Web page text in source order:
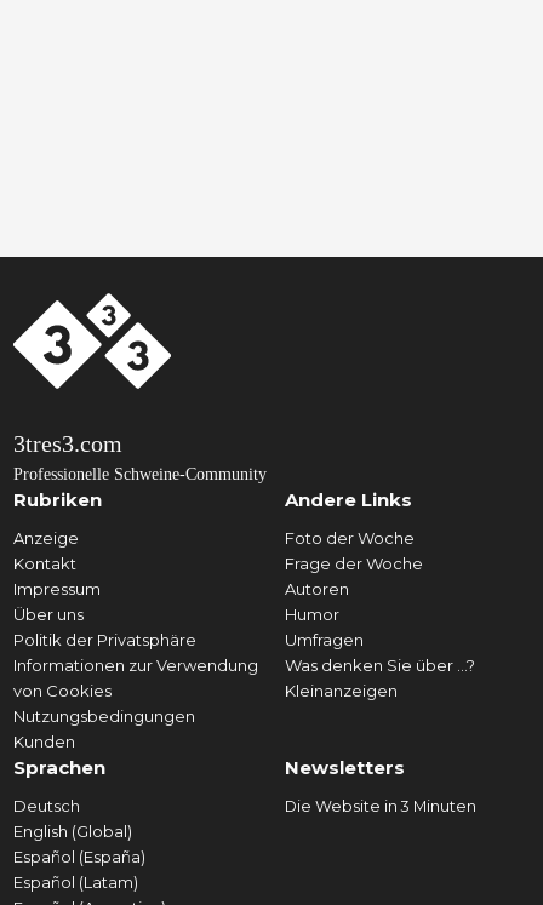
3tres3.com
Professionelle Schweine-Community
Rubriken
Anzeige
Kontakt
Impressum
Über uns
Politik der Privatsphäre
Informationen zur Verwendung
von Cookies
Nutzungsbedingungen
Kunden
Andere Links
Foto der Woche
Frage der Woche
Autoren
Humor
Umfragen
Was denken Sie über ...?
Kleinanzeigen
Sprachen
Deutsch
English (Global)
Español (España)
Español (Latam)
Newsletters
Die Website in 3 Minuten